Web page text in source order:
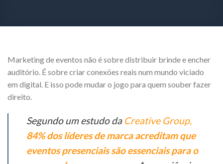
Marketing de eventos não é sobre distribuir brinde e encher
auditório. É sobre criar conexões reais num mundo viciado
em digital. E isso pode mudar o jogo para quem souber fazer
direito.
Segundo um estudo da Creative Group,
84% dos líderes de marca acreditam que
eventos presenciais são essenciais para o